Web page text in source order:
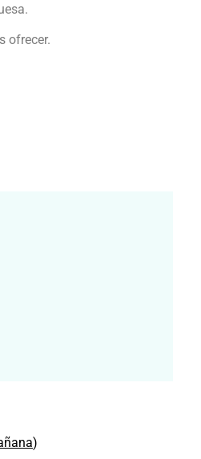
ofrecer.
)